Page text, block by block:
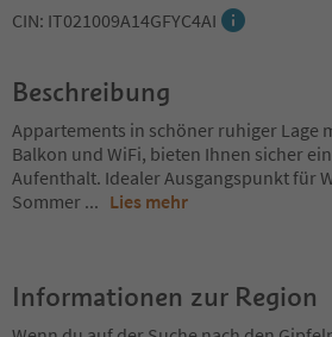
CIN: IT021009A14GFYC4AI
Beschreibung
Appartements in schöner ruhiger Lage
Balkon und WiFi, bieten Ihnen sicher
Aufenthalt. Idealer Ausgangspunkt für
Sommer ... Lies mehr
Informationen zur Region